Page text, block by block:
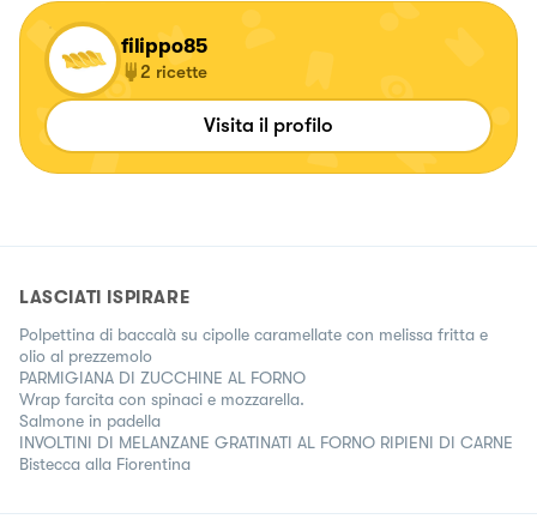
filippo85
2 ricette
Visita il profilo
LASCIATI ISPIRARE
Polpettina di baccalà su cipolle caramellate con melissa fritta e
olio al prezzemolo
PARMIGIANA DI ZUCCHINE AL FORNO
Wrap farcita con spinaci e mozzarella.
Salmone in padella
INVOLTINI DI MELANZANE GRATINATI AL FORNO RIPIENI DI CARNE
Bistecca alla Fiorentina